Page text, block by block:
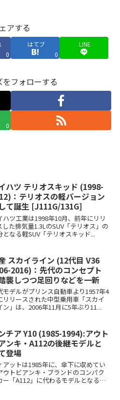
アする
0
はてブ
0
LINE
をフォローする
0
ハツ テリオスキッド (1998-
：テリオスの軽バージョン
て誕生 [J111G/131G]
ハツ工業は1998年10月、前年にリリ
した排気量1.3LのSUV「テリオス」の
となる軽SUV「テリオスキッド...
スカイライン (12代目 V36
2016)：先代のコンセプト
襲しつつ足回りなどを一新
モデルがプリンス自動車より1957年4
リリースされた中型乗用車「スカイ
ン」は、2006年11月に5年ぶり11...
チア Y10 (1985-1994):アウト
ンキ・A112の後継モデルと
登場
アットは1985年に、傘下に収めてい
ウトビアンキ・ブランドのコンパク
ー「A112」に代わるモデルとなる